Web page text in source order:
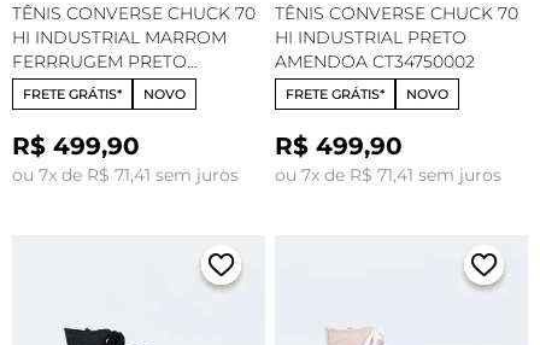
TÊNIS CONVERSE CHUCK 70
HI INDUSTRIAL MARROM
FERRRUGEM PRETO
AMENDOA CT34750001
FRETE GRÁTIS* NOVO
R$ 499,90
ou 7x de R$ 71,41 sem juros
TÊNIS CONVERSE CHUCK 70
HI INDUSTRIAL PRETO
AMENDOA CT34750002
FRETE GRÁTIS* NOVO
R$ 499,90
ou 7x de R$ 71,41 sem juros